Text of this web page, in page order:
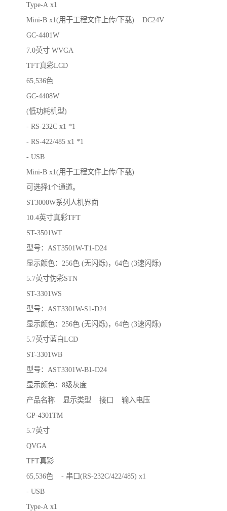
Type-A x1
Mini-B x1(用于工程文件上传/下载) DC24V
GC-4401W
7.0英寸 WVGA
TFT真彩LCD
65,536色
GC-4408W
(低功耗机型)
- RS-232C x1 *1
- RS-422/485 x1 *1
- USB
Mini-B x1(用于工程文件上传/下载)
可选择1个通道。
ST3000W系列人机界面
10.4英寸真彩TFT
ST-3501WT
型号：AST3501W-T1-D24
显示颜色：256色 (无闪烁)，64色 (3速闪烁)
5.7英寸伪彩STN
ST-3301WS
型号：AST3301W-S1-D24
显示颜色：256色 (无闪烁)，64色 (3速闪烁)
5.7英寸蓝白LCD
ST-3301WB
型号：AST3301W-B1-D24
显示颜色：8级灰度
产品名称 显示类型 接口 输入电压
GP-4301TM
5.7英寸
QVGA
TFT真彩
65,536色 - 串口(RS-232C/422/485) x1
- USB
Type-A x1